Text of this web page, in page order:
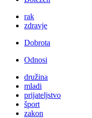
rak
zdravje
Dobrota
Odnosi
družina
mladi
prijateljstvo
šport
zakon